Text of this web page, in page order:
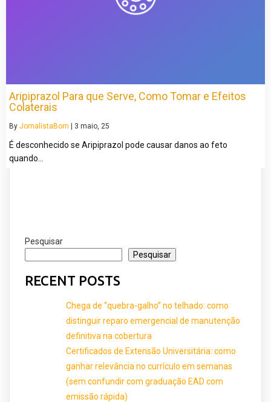
Aripiprazol Para que Serve, Como Tomar e Efeitos
Colaterais
By JornalistaBom | 3 maio, 25
É desconhecido se Aripiprazol pode causar danos ao feto
quando…
Pesquisar
Pesquisar
RECENT POSTS
Chega de “quebra-galho” no telhado: como
distinguir reparo emergencial de manutenção
definitiva na cobertura
Certificados de Extensão Universitária: como
ganhar relevância no currículo em semanas
(sem confundir com graduação EAD com
emissão rápida)